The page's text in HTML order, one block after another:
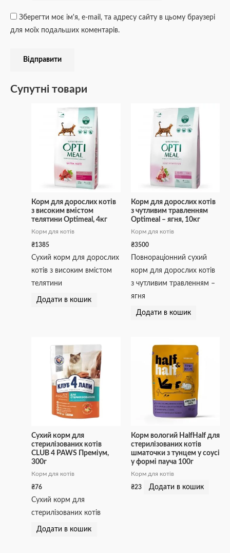
Зберегти моє ім'я, e-mail, та адресу сайту в цьому браузері
для моїх подальших коментарів.
Супутні товари
Корм для дорослих котів
з високим вмістом
телятини Optimeal, 4кг
Корм для котів
₴1385
Сухий корм для дорослих
котів з високим вмістом
телятини
Додати в кошик
Корм для дорослих котів
з чутливим травленням
Optimeal – ягня, 10кг
Корм для котів
₴3500
Повнораціонний сухий
корм для дорослих котів
з чутливим травленням –
ягня
Додати в кошик
Сухий корм для
стерилізованих котів
CLUB 4 PAWS Преміум,
300г
Корм для котів
₴76
Сухий корм для
стерилізованих котів
Додати в кошик
Корм вологий HalfHalf для
стерилізованих котів
шматочки з тунцем у соусі
у формі пауча 100г
Корм для котів
₴23 Додати в кошик